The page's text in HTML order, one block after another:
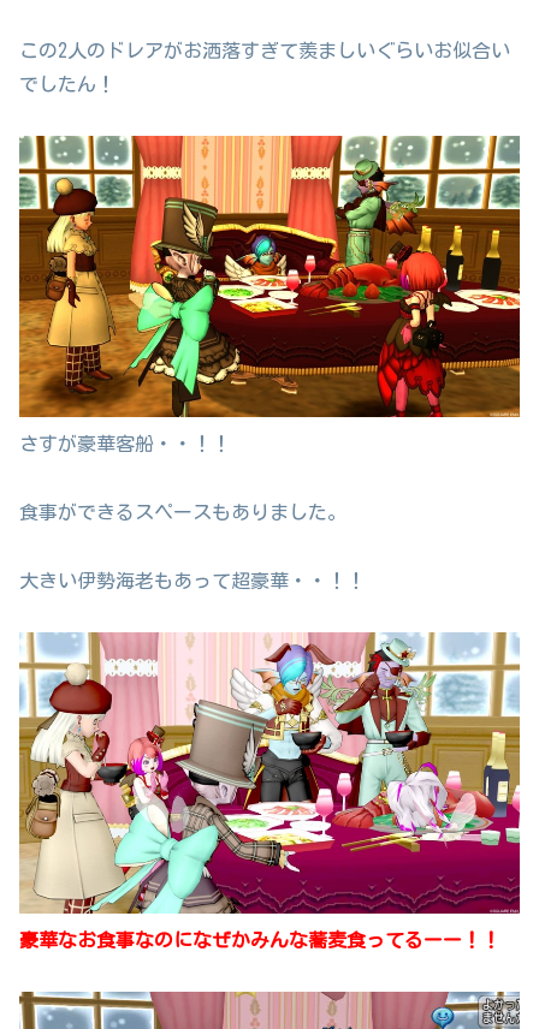
この2人のドレアがお洒落すぎて羨ましいぐらいお似合い
でしたん！
さすが豪華客船・・！！
食事ができるスペースもありました。
大きい伊勢海老もあって超豪華・・！！
豪華なお食事なのになぜかみんな蕎麦食ってるーー！！